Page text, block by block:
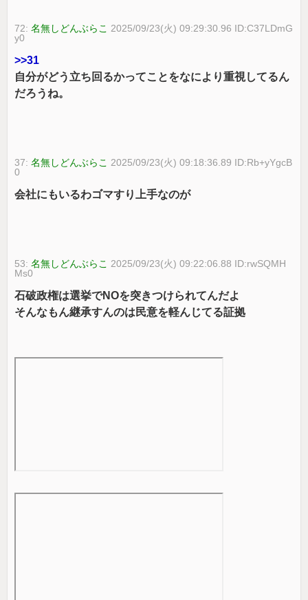
72:名無しどんぶらこ 2025/09/23(火) 09:29:30.96 ID:C37LDmG
y0
>>31
自分がどう立ち回るかってことをなにより重視してるん
だろうね。
37:名無しどんぶらこ 2025/09/23(火) 09:18:36.89 ID:Rb+yYgcB
0
会社にもいるわゴマすり上手なのが
53:名無しどんぶらこ 2025/09/23(火) 09:22:06.88 ID:rwSQMH
Ms0
石破政権は選挙でNOを突きつけられてんだよ
そんなもん継承すんのは民意を軽んじてる証拠